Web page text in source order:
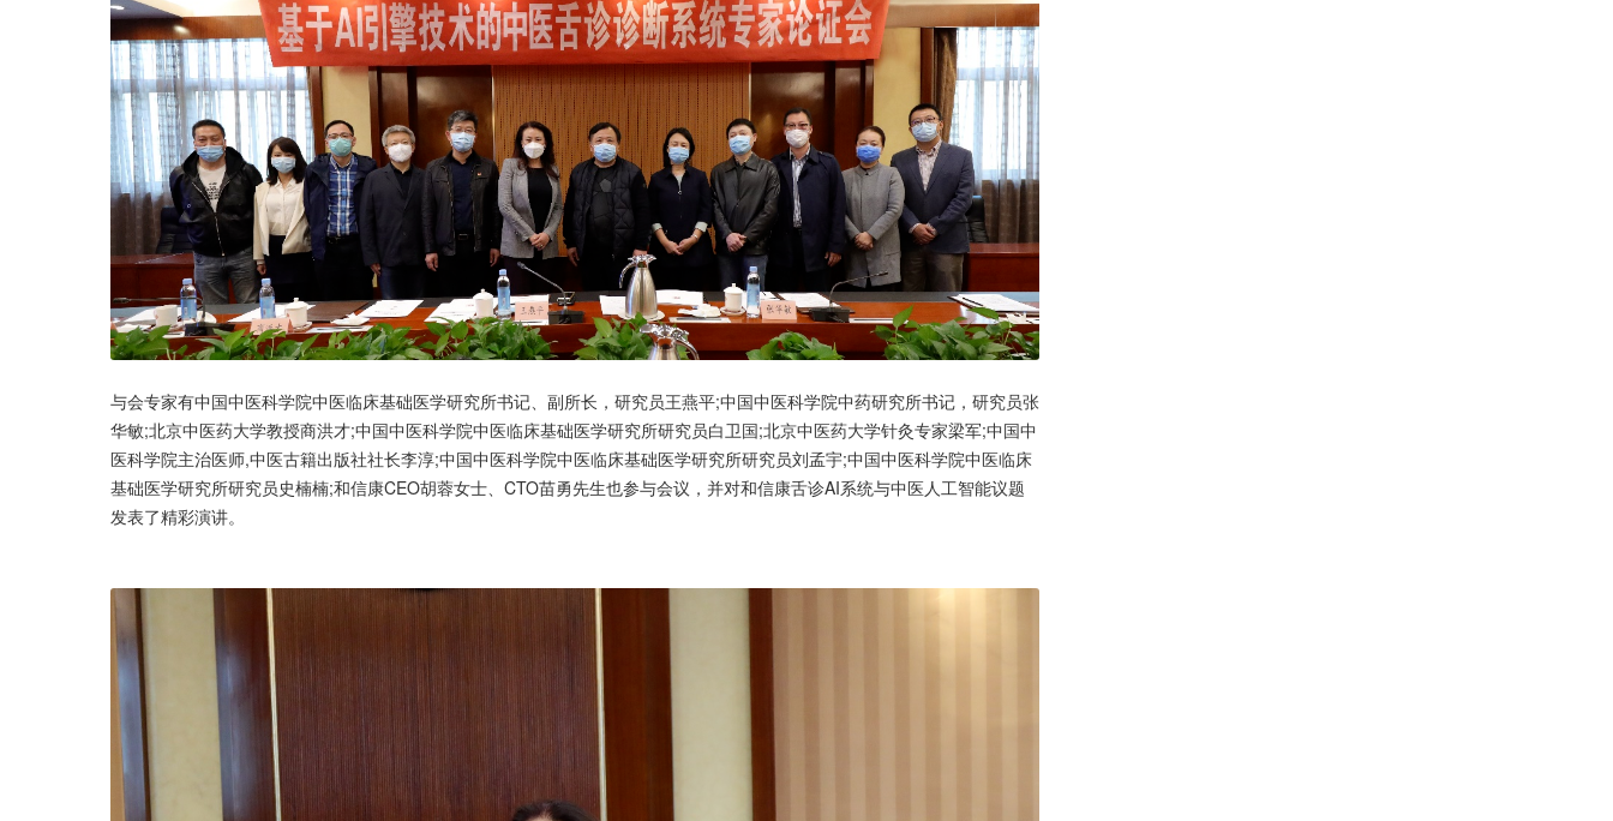
与会专家有中国中医科学院中医临床基础医学研究所书记、副所长，研究员王燕平;中国中医科学院中药研究所书记，研究员张
华敏;北京中医药大学教授商洪才;中国中医科学院中医临床基础医学研究所研究员白卫国;北京中医药大学针灸专家梁军;中国中
医科学院主治医师,中医古籍出版社社长李淳;中国中医科学院中医临床基础医学研究所研究员刘孟宇;中国中医科学院中医临床
基础医学研究所研究员史楠楠;和信康CEO胡蓉女士、CTO苗勇先生也参与会议，并对和信康舌诊AI系统与中医人工智能议题
发表了精彩演讲。